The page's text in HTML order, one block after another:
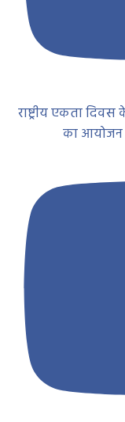
राष्ट्रीय एकता
का आयोजन